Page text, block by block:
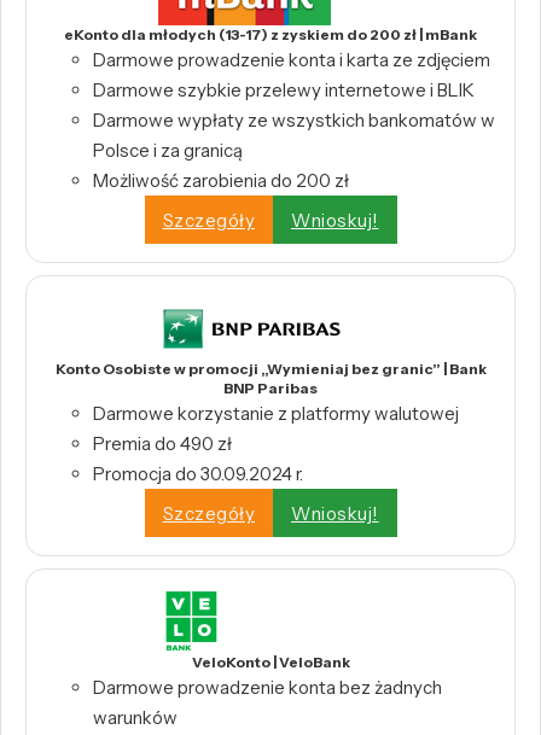
eKonto dla młodych (13-17) z zyskiem do 200 zł | mBank
Darmowe prowadzenie konta i karta ze zdjęciem
Darmowe szybkie przelewy internetowe i BLIK
Darmowe wypłaty ze wszystkich bankomatów w
Polsce i za granicą
Możliwość zarobienia do 200 zł
Szczegóły
Wnioskuj!
Konto Osobiste w promocji „Wymieniaj bez granic” | Bank
BNP Paribas
Darmowe korzystanie z platformy walutowej
Premia do 490 zł
Promocja do 30.09.2024 r.
Szczegóły
Wnioskuj!
VeloKonto | VeloBank
Darmowe prowadzenie konta bez żadnych
warunków